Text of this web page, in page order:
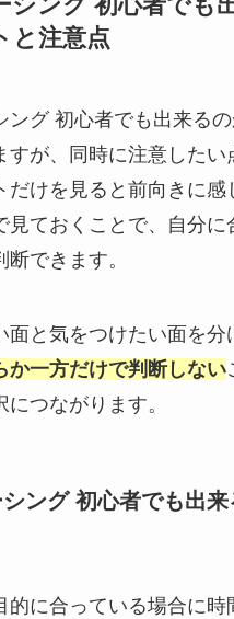
シング 初心者でも
と注意点
ング 初心者でも出来る
すが、同時に注意したい
だけを見ると前向きに感
見ておくことで、自分に
できます。
面と気をつけたい面を分
か一方だけで判断しない
つながります。
ング 初心者でも出
的に合っている場合に時